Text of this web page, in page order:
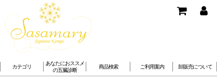
カテゴリ
あなたにおススメ
の五臓診断
商品検索 ご利用案内 卸販売について